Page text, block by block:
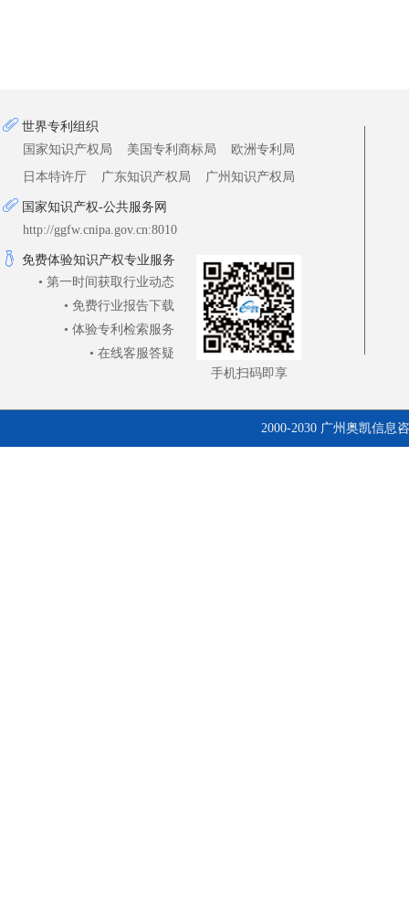
世界专利组织
国家知识产权局
美国专利商标局
欧洲专利局
日本特许厅
广东知识产权局 广州知识产权局
国家知识产权-公共服务网
http://ggfw.cnipa.gov.cn:8010
免费体验知识产权专业服务
• 第一时间获取行业动态
• 免费行业报告下载
• 体验专利检索服务
• 在线客服答疑
手机扫码即享
2000-2030 广州奥凯信息